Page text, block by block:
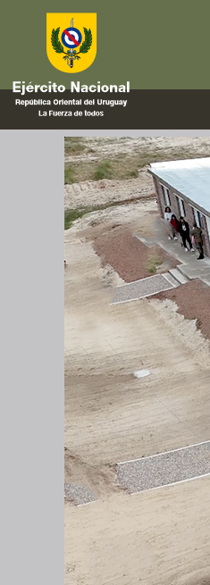
Salinas
Entrega de